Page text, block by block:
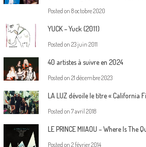
Posted on 8 octobre 2020
YUCK – Yuck (2011)
Posted on 23 juin 2011
40 artistes à suivre en 2024
Posted on 21 décembre 2023
LA LUZ dévoile le titre « California
Posted on 7 avril 2018
LE PRINCE MIIAOU – Where Is The
Posted on 2 février 2014